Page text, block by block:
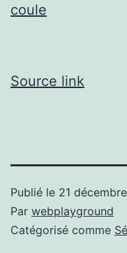
coule
Source link
Publié le 21
Par webplayground
Catégorisé comme